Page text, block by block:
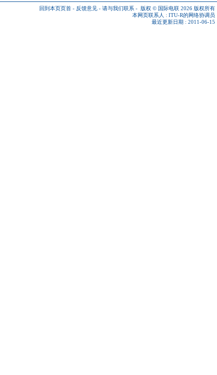
回到本页页首 - 反馈意见 - 请与我们联系 - 版权 © 国际电联 2026 版权所有
本网页联系人 : ITU-R的网络协调员
最近更新日期 : 2011-06-15